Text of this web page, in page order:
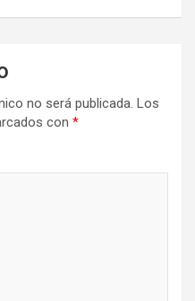
no será publicada. Los
con *